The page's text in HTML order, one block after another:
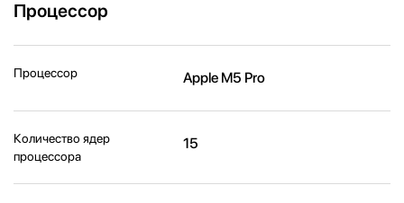
Процессор
Процессор Apple M5 Pro
Количество ядер
процессора
15